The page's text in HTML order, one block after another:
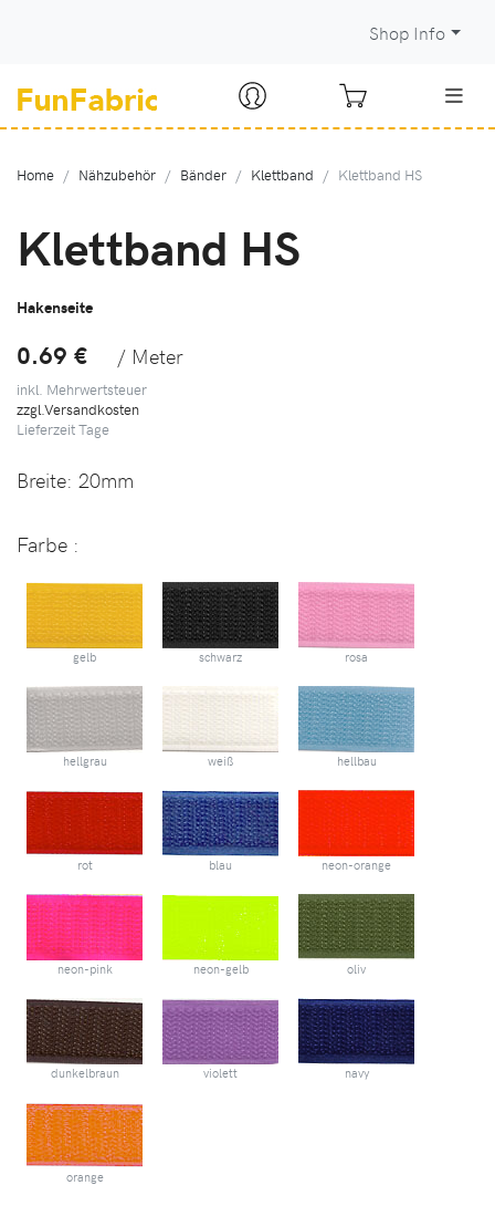
Shop Info
Home Nähzubehör Bänder Klettband Klettband HS
Klettband HS
Hakenseite
0.69 € / Meter
inkl. Mehrwertsteuer
zzgl.Versandkosten
LieferzeitTage
Breite: 20mm
Farbe :
gelb schwarz rosa
hellgrau weiß hellbau
rot blau neon-orange
neon-pink neon-gelb oliv
dunkelbraun violett navy
orange